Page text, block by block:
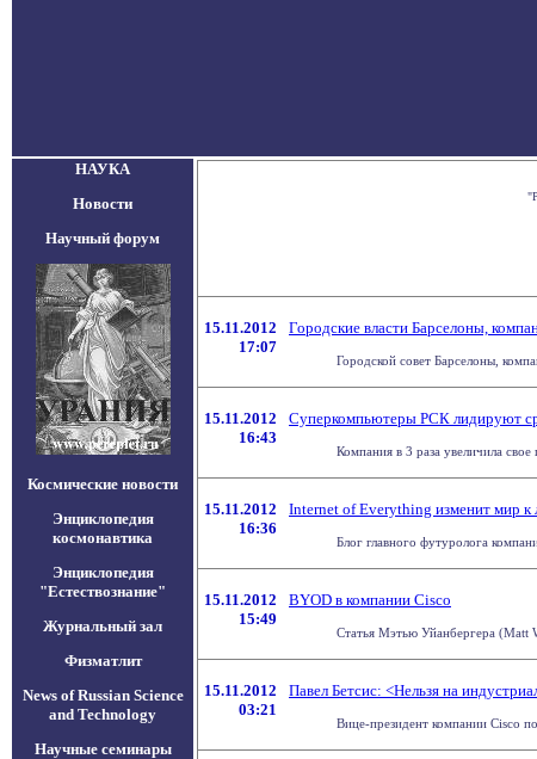
НАУКА
Новости
Научный форум
Космические новости
Энциклопедия
космонавтика
Энциклопедия
"Естествознание"
Журнальный зал
Физматлит
News of Russian Science
and Technology
Научные семинары
15.11.2012
17:07
Городские власти Барселоны,
Городской совет Барселоны,
15.11.2012
16:43
Cуперкомпьютеры РСК лидируют
Компания в 3 раза увеличила
15.11.2012
16:36
Internet of Everything изменит мир
Блог главного футуролога
15.11.2012
15:49
BYOD в компании Cisco
Статья Мэтью Уйанбергера (Matt
15.11.2012
03:21
Павел Бетсис: <Нельзя на
Вице-президент компании Cisco